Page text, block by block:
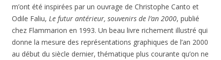
m’ont été inspirées par un ouvrage de Christophe Canto et
Odile Faliu, Le futur antérieur, souvenirs de l’an 2000, publié
chez Flammarion en 1993. Un beau livre richement illustré qui
donne la mesure des représentations graphiques de l’an 2000
au début du siècle dernier, thématique plus courante qu’on ne